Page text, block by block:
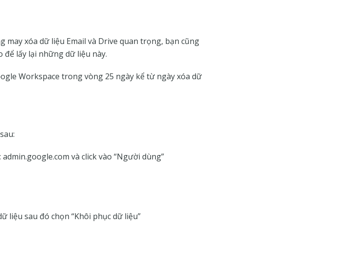
may xóa dữ liệu Email và Drive quan trọng, bạn cũng
lấy lại những dữ liệu này.
Workspace trong vòng 25 ngày kể từ ngày xóa dữ
và click vào “Người dùng”
liệu sau đó chọn “Khôi phục dữ liệu”